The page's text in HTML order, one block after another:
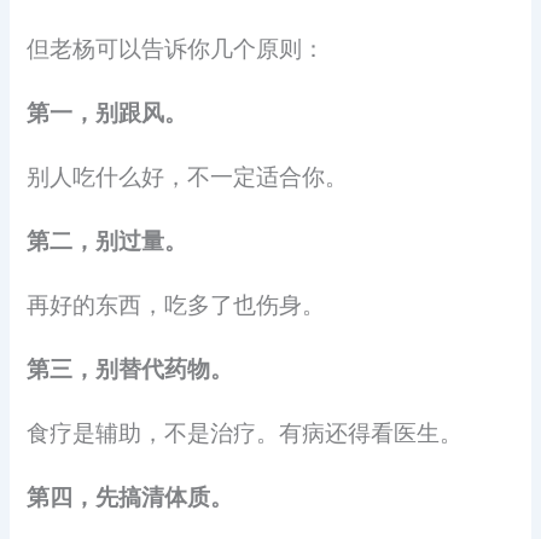
但老杨可以告诉你几个原则：
第一，别跟风。
别人吃什么好，不一定适合你。
第二，别过量。
再好的东西，吃多了也伤身。
第三，别替代药物。
食疗是辅助，不是治疗。有病还得看医生。
第四，先搞清体质。